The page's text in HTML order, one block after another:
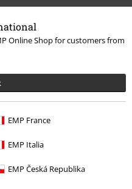
Online Shop for customers from
EMP France
EMP Italia
EMP Česká Republika
boxerky - balení 5 ks".